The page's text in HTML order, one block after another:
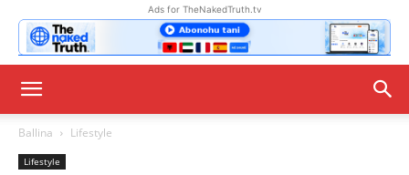
Ads for TheNakedTruth.tv
Ballina Lifestyle
Lifestyle